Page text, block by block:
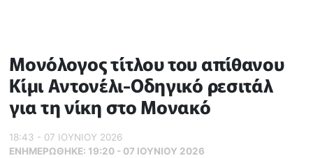
Μονόλογος τίτλου του απίθανου
Κίμι Αντονέλι-Οδηγικό ρεσιτάλ
για τη νίκη στο Μονακό
18:43 - 07 ΙΟΥΝΙΟΥ 2026
ΕΝΗΜΕΡΏΘΗΚΕ: 19:20 - 07 ΙΟΥΝΙΟΥ 2026